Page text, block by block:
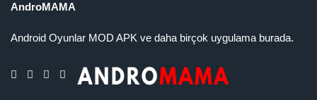
AndroMAMA
Android Oyunlar MOD APK ve daha birçok uygulama burada.